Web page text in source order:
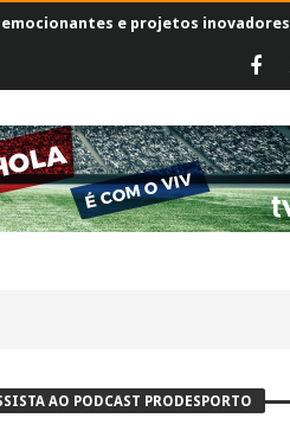
emocionantes e projetos inovadores
AO PODCAST PRODESPORTO